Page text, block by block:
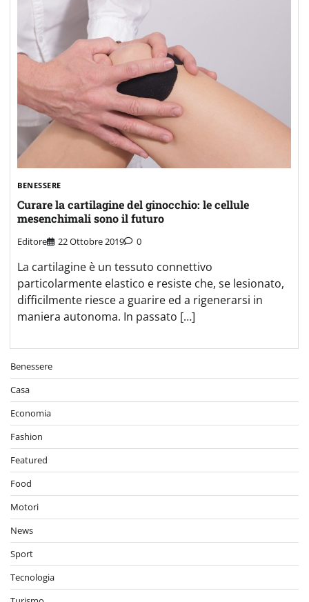
BENESSERE
Curare la cartilagine del ginocchio: le cellule
mesenchimali sono il futuro
Editore 22 Ottobre 2019 0
La cartilagine è un tessuto connettivo
particolarmente elastico e resiste che, se lesionato,
difficilmente riesce a guarire ed a rigenerarsi in
maniera autonoma. In passato […]
Benessere
Casa
Economia
Fashion
Featured
Food
Motori
News
Sport
Tecnologia